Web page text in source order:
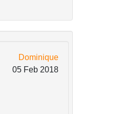
Dominique
05 Feb 2018